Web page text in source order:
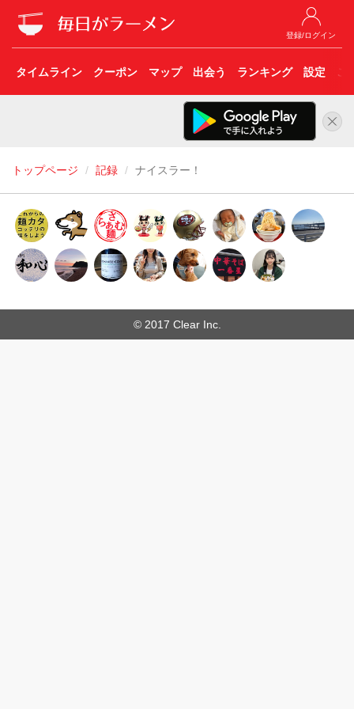
登録/ログイン
タイムライン クーポン マップ 出会う ランキング 設定 こ
トップページ 記録 ナイスラー！
© 2017 Clear Inc.